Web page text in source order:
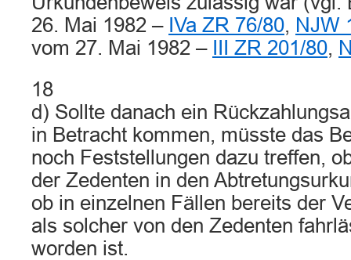
26. Mai 1982 – IVa ZR 76/80, NJW
vom 27. Mai 1982 –
III ZR 201/80,
18
d) Sollte danach ein
in Betracht kommen, müsste das
noch Feststellungen dazu treffen,
der Zedenten in den
ob in einzelnen Fällen bereits der
als solcher von den Zedenten
worden ist.